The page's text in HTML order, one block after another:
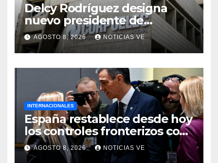
Delcy Rodríguez designa
nuevo presidente de
Corpoelec y nuevo
viceministro de Servicios
Eléctricos
AGOSTO 8, 2026 NOTICIAS VE
INTERNACIONALES
España restablece desde hoy
los controles fronterizos con
Italia tras el rechazo de Roma
a retirar las restricciones
AGOSTO 8, 2026 NOTICIAS VE